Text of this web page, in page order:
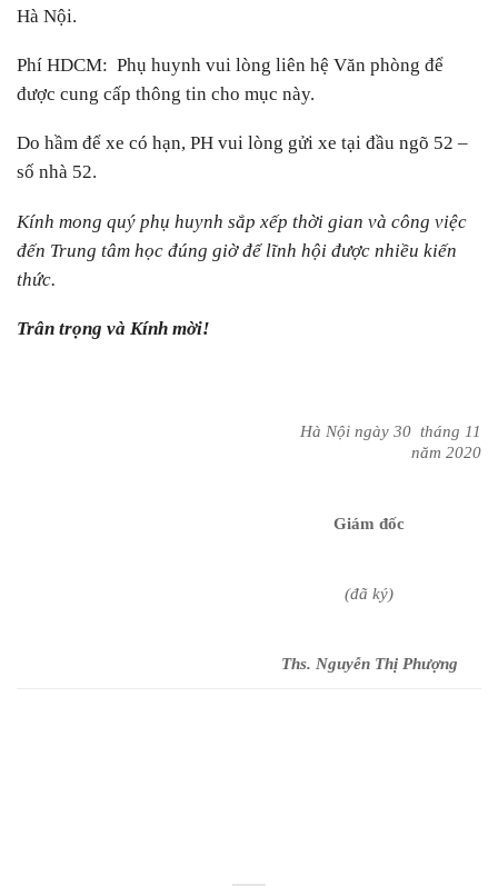
Hà Nội.
Phí HDCM: Phụ huynh vui lòng liên hệ Văn phòng để
được cung cấp thông tin cho mục này.
Do hầm để xe có hạn, PH vui lòng gửi xe tại đầu ngõ 52 –
số nhà 52.
Kính mong quý phụ huynh sắp xếp thời gian và công việc
đến Trung tâm học đúng giờ để lĩnh hội được nhiều kiến
thức.
Trân trọng và Kính mời!
Hà Nội ngày 30 tháng 11
năm 2020
Giám đốc
(đã ký)
Ths. Nguyễn Thị Phượng